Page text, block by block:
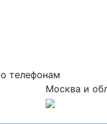
телефонам
Москва и